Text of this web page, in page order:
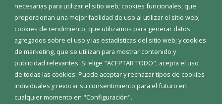
necesarias para utilizar el sitio web; cookies funcionales, que
proporcionan una mejor facilidad de uso al utilizar el sitio web;
cookies de rendimiento, que utilizamos para generar datos
agregados sobre el uso y las estadísticas del sitio web; y cookies
de marketing, que se utilizan para mostrar contenido y
publicidad relevantes. Si elige "ACEPTAR TODO", acepta el uso
de todas las cookies. Puede aceptar y rechazar tipos de cookies
individuales y revocar su consentimiento para el futuro en
cualquier momento en "Configuración".